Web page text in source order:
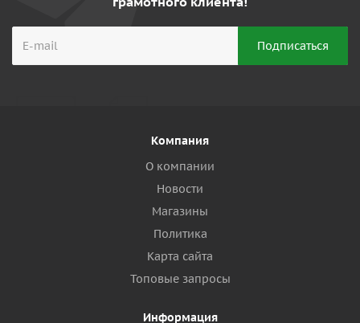
Компания
О компании
Новости
Магазины
Политика
Карта сайта
Топовые запросы
Информация